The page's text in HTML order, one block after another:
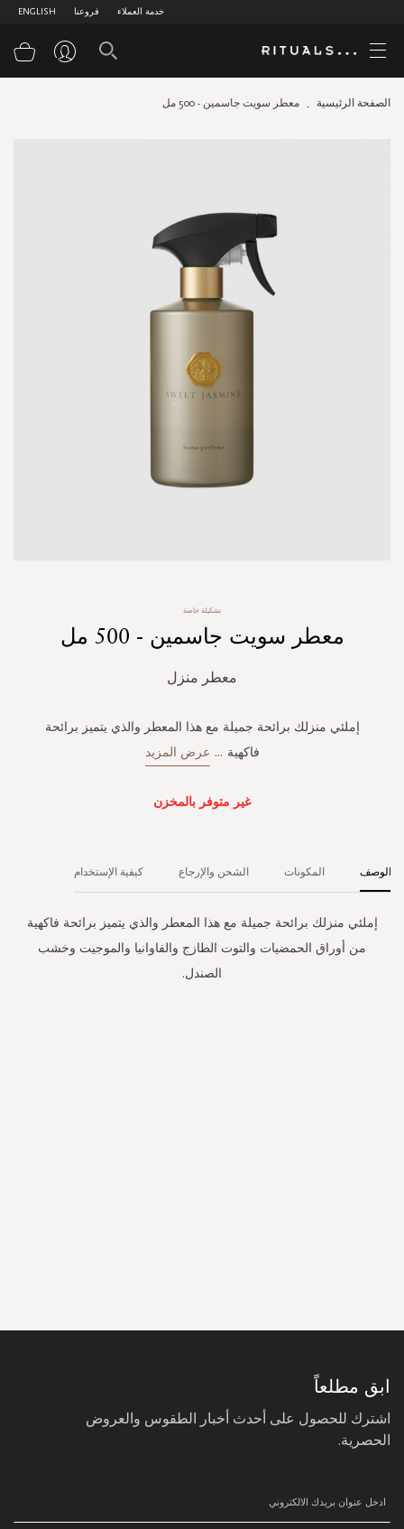
ENGLISH فروعنا خدمة العملاء
الصفحة الرئيسية معطر سويت جاسمين - 500 مل
gallery
تشكيلة خاصة
معطر سويت جاسمين - 500 مل
معطر منزل
إملئي منزلك برائحة جميلة مع هذا المعطر والذي يتميز برائحة
فاكهية ... عرض المزيد
غير متوفر بالمخزن
الوصف
إملئي منزلك برائحة جميلة مع هذا المعطر والذي يتميز برائحة فاكهية
من أوراق الحمضيات والتوت الطازج والفاوانيا والموجيت وخشب
الصندل.
المكونات الشحن والإرجاع كيفية الإستخدام
ابق مطلعاً
اشترك للحصول على أحدث أخبار الطقوس والعروض
الحصرية.